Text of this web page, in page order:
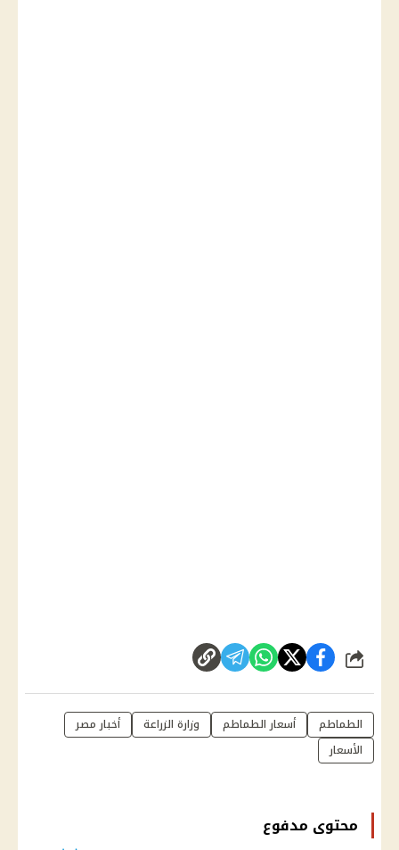
شارك
الطماطم أسعار الطماطم وزارة الزراعة
أخبار مصر
الأسعار
محتوى مدفوع